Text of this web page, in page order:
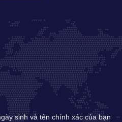
sinh và tên chính xác của bạn